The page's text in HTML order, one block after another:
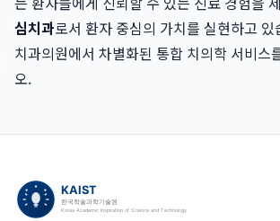
심치과로서 환자 중심의 가치를 실현하고
치과의원에서 차별화된 통합 치의학 서비스
오.